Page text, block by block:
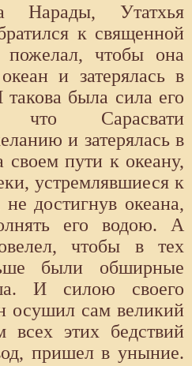
Нарады, Утатхья
к священной
пожелал, чтобы она
и затерялась в
была сила его
что Сарасвати
и затерялась в
пути к океану,
устремлявшиеся к
достигнув океана,
его водою. А
чтобы в тех
были обширные
И силою своего
осушил сам великий
всех этих бедствий
пришел в уныние.